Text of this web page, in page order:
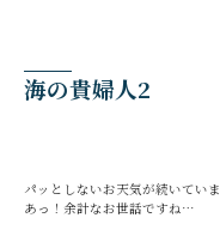
海の貴婦人2
パッとしないお天気が続いてい
あっ！余計なお世話ですね…